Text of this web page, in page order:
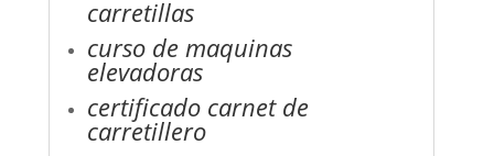
carretillas
curso de maquinas
elevadoras
certificado carnet de
carretillero